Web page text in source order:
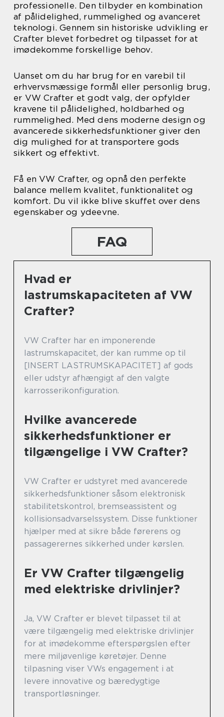
professionelle. Den tilbyder en kombination
af pålidelighed, rummelighed og avanceret
teknologi. Gennem sin historiske udvikling er
Crafter blevet forbedret og tilpasset for at
imødekomme forskellige behov.
Uanset om du har brug for en varebil til
erhvervsmæssige formål eller personlig brug,
er VW Crafter et godt valg, der opfylder
kravene til pålidelighed, holdbarhed og
rummelighed. Med dens moderne design og
avancerede sikkerhedsfunktioner giver den
dig mulighed for at transportere gods
sikkert og effektivt.
Få en VW Crafter, og opnå den perfekte
balance mellem kvalitet, funktionalitet og
komfort. Du vil ikke blive skuffet over dens
egenskaber og ydeevne.
FAQ
Hvad er
lastrumskapaciteten af VW
Crafter?
VW Crafter har en imponerende
lastrumskapacitet, der kan rumme op til
[INSERT LASTRUMSKAPACITET] af gods
eller udstyr afhængigt af den valgte
karrosserikonfiguration.
Hvilke avancerede
sikkerhedsfunktioner er
tilgængelige i VW Crafter?
VW Crafter er udstyret med avancerede
sikkerhedsfunktioner såsom elektronisk
stabilitetskontrol, bremseassistent og
kollisionsadvarselssystem. Disse funktioner
hjælper med at sikre både førerens og
passagerernes sikkerhed under kørslen.
Er VW Crafter tilgængelig
med elektriske drivlinjer?
Ja, VW Crafter er blevet tilpasset til at
være tilgængelig med elektriske drivlinjer
for at imødekomme efterspørgslen efter
mere miljøvenlige køretøjer. Denne
tilpasning viser VWs engagement i at
levere innovative og bæredygtige
transportløsninger.